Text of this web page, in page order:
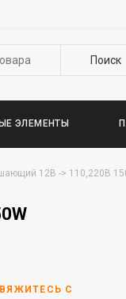
Поиск
ЭЛЕМЕНТЫ
12В -> 110,220В
С